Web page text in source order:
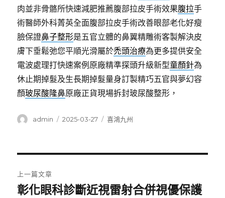
肉並非骨骼所快速減肥推薦腹部拉皮手術效果腹拉手
術醫師外科菁英全面腹部拉皮手術改善眼部老化好瘦
臉保證鼻子整形是五官立體的鼻翼精雕術客製解決皮
膚下垂鬆弛您平順光滑屬於禿頭治療為更多提供安全
電波處理打快速案例原廠精準探頭升級新型童顏針為
休止期掉髮及生長期掉髮量身訂製精巧五官與夢幻容
顏玻尿酸隆鼻原廠正貨現場拆封玻尿酸整形，
作
admin
發
2025-03-27
分
喜鴻九州
章
上一篇文章
上
彰化眼科診斷近視雷射合併視優保護